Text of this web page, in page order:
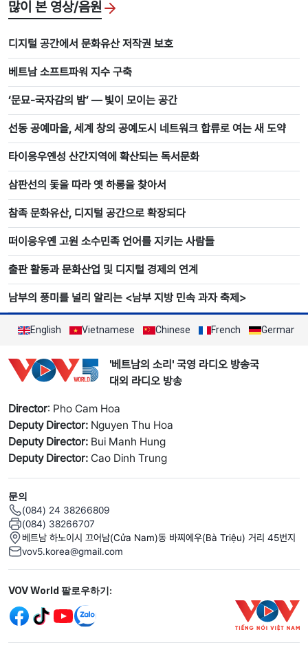
많이 본 영상/음원
디지털 공간에서 문화유산 저작권 보호
베트남 소프트파워 지수 구축
‘문묘-국자감의 밤’ ― 빛이 모이는 공간
선동 공예마을, 세계 창의 공예도시 네트워크 합류로 여는 새 도약
타이응우옌성 산간지역에 확산되는 독서문화
삼판선의 돛을 따라 옛 하롱을 찾아서
참족 문화유산, 디지털 공간으로 확장되다
떠이응우옌 고원 소수민족 언어를 지키는 사람들
출판 활동과 문화산업 및 디지털 경제의 연계
남부의 풍미를 널리 알리는 <남부 지방 민속 과자 축제>
English Vietnamese Chinese French German
'베트남의 소리' 국영 라디오 방송국
대외 라디오 방송
Director: Pho Cam Hoa
Deputy Director: Nguyen Thu Hoa
Deputy Director: Bui Manh Hung
Deputy Director: Cao Dinh Trung
문의
(084) 24 38266809
(084) 38266707
베트남 하노이시 끄어남(Cửa Nam)동 바찌에우(Bà Triệu) 거리 45번지
vov5.korea@gmail.com
Mạng xã hội
VOV World 팔로우하기: